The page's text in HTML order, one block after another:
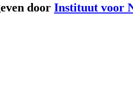
door Instituut voor